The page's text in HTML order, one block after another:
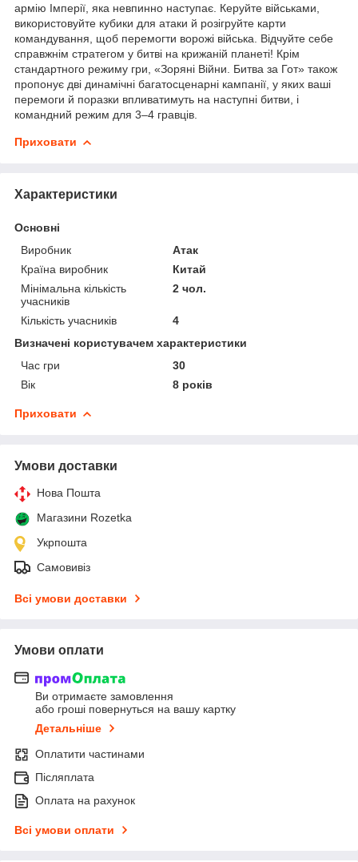
армію Імперії, яка невпинно наступає. Керуйте військами,
використовуйте кубики для атаки й розігруйте карти
командування, щоб перемогти ворожі війська. Відчуйте себе
справжнім стратегом у битві на крижаній планеті! Крім
стандартного режиму гри, «Зоряні Війни. Битва за Гот» також
пропонує дві динамічні багатосценарні кампанії, у яких ваші
перемоги й поразки впливатимуть на наступні битви, і
командний режим для 3–4 гравців.
Приховати
Характеристики
Основні
Виробник
Атак
Країна виробник
Китай
Мінімальна кількість
учасників
2 чол.
Кількість учасників
4
Визначені користувачем характеристики
Час гри
30
Вік
8 років
Приховати
Умови доставки
Нова Пошта
Магазини Rozetka
Укрпошта
Самовивіз
Всі умови доставки
Умови оплати
Ви отримаєте замовлення
або гроші повернуться на вашу картку
Детальніше
Оплатити частинами
Післяплата
Оплата на рахунок
Всі умови оплати